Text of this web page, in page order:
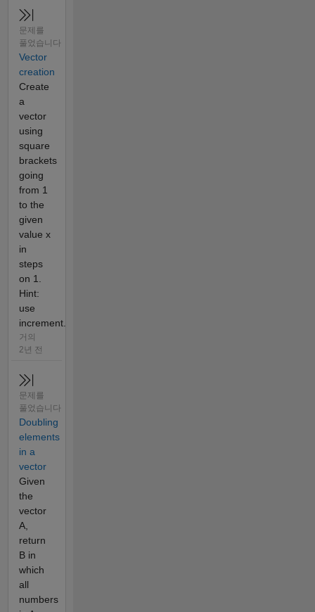
문제를
풀었습니다
Vector
creation
Create
a
vector
using
square
brackets
going
from 1
to the
given
value x
in
steps
on 1.
Hint:
use
increment.
거의
2년 전
문제를
풀었습니다
Doubling
elements
in a
vector
Given
the
vector
A,
return
B in
which
all
numbers